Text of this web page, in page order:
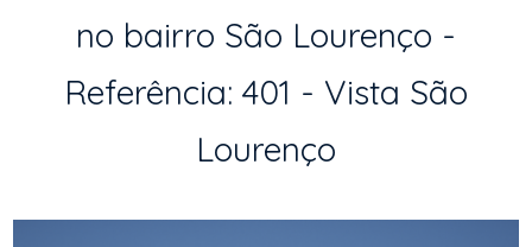
no bairro São Lourenço -
Referência: 401 - Vista São
Lourenço